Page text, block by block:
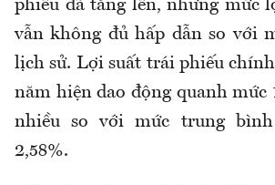
phiếu đã tăng lên, nhưng mức
vẫn không đủ hấp dẫn so với
lịch sử. Lợi suất trái phiếu
năm hiện dao động quanh mức
nhiều so với mức trung
2,58%.